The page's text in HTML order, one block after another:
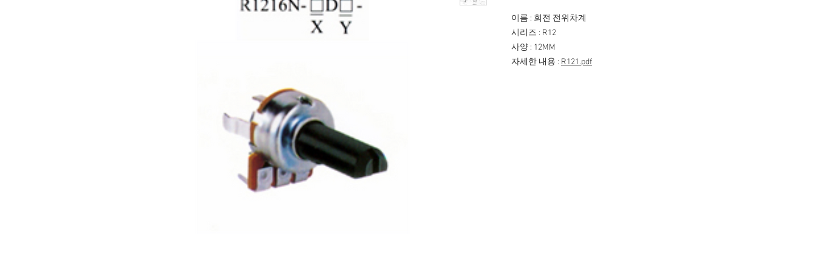
이름 : 회전 전위차계
시리즈 : R12
사양 : 12MM
자세한 내용 : R121.pdf